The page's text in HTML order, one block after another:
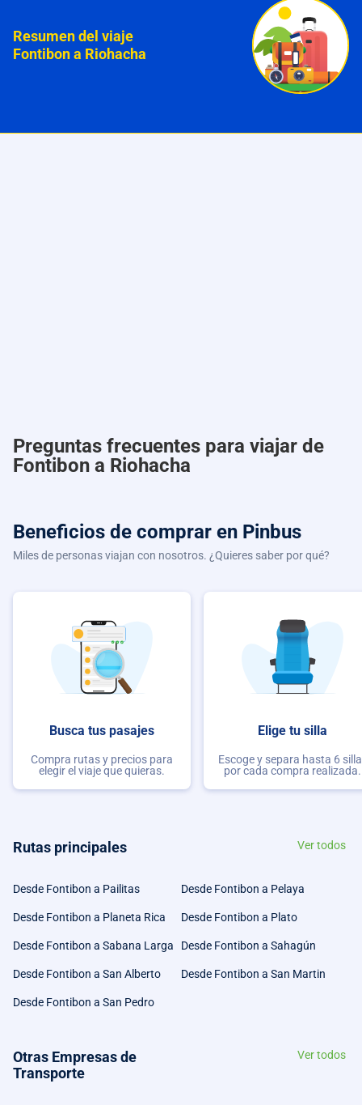
Resumen del viaje
Fontibon a Riohacha
Preguntas frecuentes para viajar de
Fontibon a Riohacha
Beneficios de comprar en Pinbus
Miles de personas viajan con nosotros. ¿Quieres saber por qué?
Busca tus pasajes
Compra rutas y precios para
elegir el viaje que quieras.
Elige tu silla
Escoge y separa hasta 6
por cada compra realizada.
Rutas principales Ver todos
Desde Fontibon a Pailitas Desde Fontibon a Pelaya
Desde Fontibon a Planeta Rica Desde Fontibon a Plato
Desde Fontibon a Sabana Larga Desde Fontibon a Sahagún
Desde Fontibon a San Alberto Desde Fontibon a San Martin
Desde Fontibon a San Pedro
Otras Empresas de
Transporte
Ver todos